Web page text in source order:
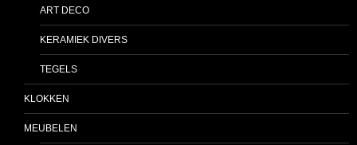
ART DECO
KERAMIEK DIVERS
TEGELS
KLOKKEN
MEUBELEN